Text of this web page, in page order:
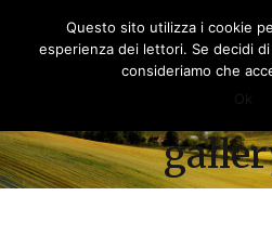
Questo sito utilizza i cookie
esperienza dei lettori. Se decidi
consideriamo che